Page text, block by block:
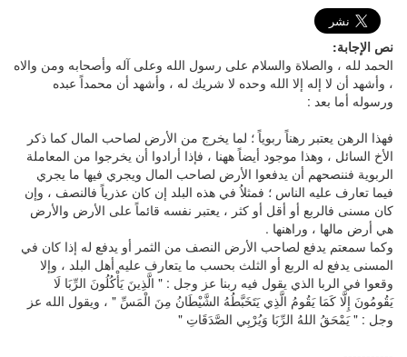
نص الإجابة:
الحمد لله ، والصلاة والسلام على رسول الله وعلى آله وأصحابه ومن والاه
، وأشهد أن لا إله إلا الله وحده لا شريك له ، وأشهد أن محمداً عبده
ورسوله أما بعد :
فهذا الرهن يعتبر رهناً ربوياً ؛ لما يخرج من الأرض لصاحب المال كما ذكر
الأخ السائل ، وهذا موجود أيضاً ههنا ، فإذا أرادوا أن يخرجوا من المعاملة
الربوية فننصحهم أن يدفعوا الأرض لصاحب المال ويجري فيها ما يجري
فيما تعارف عليه الناس ؛ فمثلاُ في هذه البلد إن كان عذرياً فالنصف ، وإن
كان مسنى فالربع أو أقل أو كثر ، يعتبر نفسه قائماً على الأرض والأرض
هي أرض مالها ، وراهنها .
وكما سمعتم يدفع لصاحب الأرض النصف من الثمر أو يدفع له إذا كان في
المسنى يدفع له الربع أو الثلث بحسب ما يتعارف عليه أهل البلد ، وإلا
وقعوا في الربا الذي يقول فيه ربنا عز وجل : " الَّذِينَ يَأْكُلُونَ الرِّبَا لَا
يَقُومُونَ إِلَّا كَمَا يَقُومُ الَّذِي يَتَخَبَّطُهُ الشَّيْطَانُ مِنَ الْمَسِّ " ، ويقول الله عز
وجل : " يَمْحَقُ اللهُ الرِّبَا وَيُرْبِي الصَّدَقَاتِ "